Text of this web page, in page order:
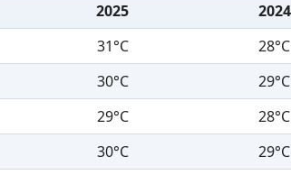
2025
2024
31°C
28°C
30°C
29°C
29°C
28°C
30°C
29°C